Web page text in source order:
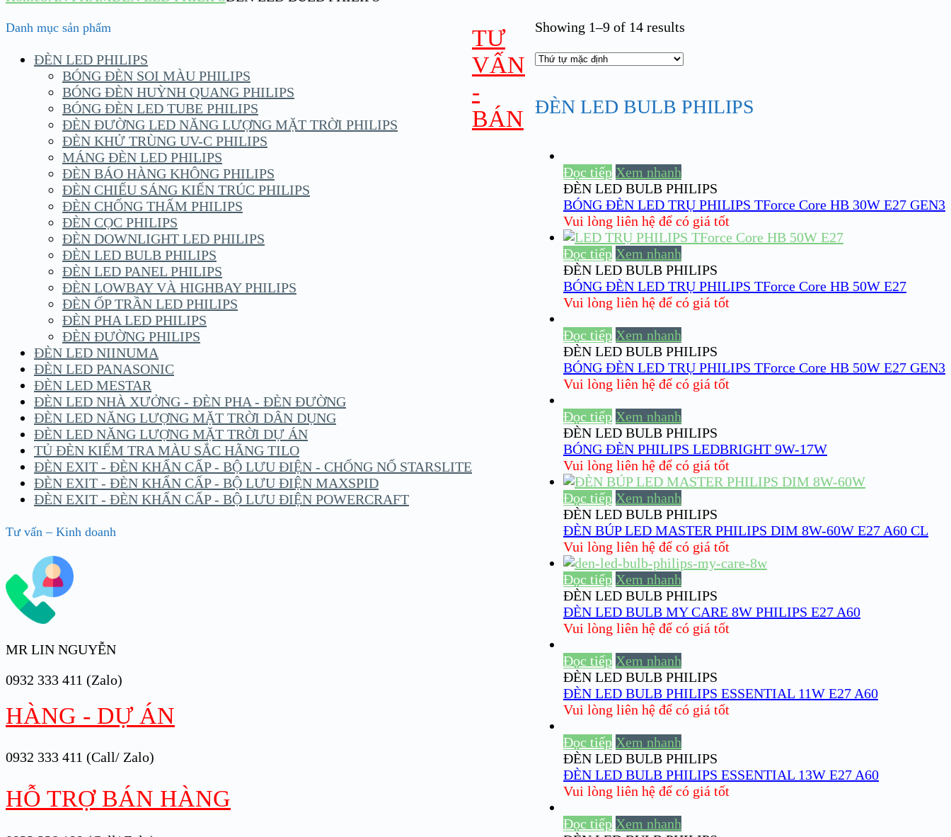
Showing 1–9 of 14 results
ĐÈN LED BULB PHILIPS
Đọc tiếp Xem nhanh
ĐÈN LED BULB PHILIPS
BÓNG ĐÈN LED TRỤ PHILIPS TForce Core HB 30W E27 GEN3
Vui lòng liên hệ để có giá tốt
Đọc tiếp Xem nhanh
ĐÈN LED BULB PHILIPS
BÓNG ĐÈN LED TRỤ PHILIPS TForce Core HB 50W E27
Vui lòng liên hệ để có giá tốt
Đọc tiếp Xem nhanh
ĐÈN LED BULB PHILIPS
BÓNG ĐÈN LED TRỤ PHILIPS TForce Core HB 50W E27 GEN3
Vui lòng liên hệ để có giá tốt
Đọc tiếp Xem nhanh
ĐÈN LED BULB PHILIPS
BÓNG ĐÈN PHILIPS LEDBRIGHT 9W-17W
Vui lòng liên hệ để có giá tốt
Đọc tiếp Xem nhanh
ĐÈN LED BULB PHILIPS
ĐÈN BÚP LED MASTER PHILIPS DIM 8W-60W E27 A60 CL
Vui lòng liên hệ để có giá tốt
Đọc tiếp Xem nhanh
ĐÈN LED BULB PHILIPS
ĐÈN LED BULB MY CARE 8W PHILIPS E27 A60
Vui lòng liên hệ để có giá tốt
Đọc tiếp Xem nhanh
ĐÈN LED BULB PHILIPS
ĐÈN LED BULB PHILIPS ESSENTIAL 11W E27 A60
Vui lòng liên hệ để có giá tốt
Đọc tiếp Xem nhanh
ĐÈN LED BULB PHILIPS
ĐÈN LED BULB PHILIPS ESSENTIAL 13W E27 A60
Vui lòng liên hệ để có giá tốt
Đọc tiếp Xem nhanh
Danh mục sản phẩm
ĐÈN LED PHILIPS
BÓNG ĐÈN SOI MÀU PHILIPS
BÓNG ĐÈN HUỲNH QUANG PHILIPS
BÓNG ĐÈN LED TUBE PHILIPS
ĐÈN ĐƯỜNG LED NĂNG LƯỢNG MẶT TRỜI PHILIPS
ĐÈN KHỬ TRÙNG UV-C PHILIPS
MÁNG ĐÈN LED PHILIPS
ĐÈN BÁO HÀNG KHÔNG PHILIPS
ĐÈN CHIẾU SÁNG KIẾN TRÚC PHILIPS
ĐÈN CHỐNG THẤM PHILIPS
ĐÈN CỌC PHILIPS
ĐÈN DOWNLIGHT LED PHILIPS
ĐÈN LED BULB PHILIPS
ĐÈN LED PANEL PHILIPS
ĐÈN LOWBAY VÀ HIGHBAY PHILIPS
ĐÈN ỐP TRẦN LED PHILIPS
ĐÈN PHA LED PHILIPS
ĐÈN ĐƯỜNG PHILIPS
ĐÈN LED NIINUMA
ĐÈN LED PANASONIC
ĐÈN LED MESTAR
ĐÈN LED NHÀ XƯỞNG - ĐÈN PHA - ĐÈN ĐƯỜNG
ĐÈN LED NĂNG LƯỢNG MẶT TRỜI DÂN DỤNG
ĐÈN LED NĂNG LƯỢNG MẶT TRỜI DỰ ÁN
TỦ ĐÈN KIỂM TRA MÀU SẮC HÃNG TILO
ĐÈN EXIT - ĐÈN KHẨN CẤP - BỘ LƯU ĐIỆN - CHỐNG NỔ STARSLITE
ĐÈN EXIT - ĐÈN KHẨN CẤP - BỘ LƯU ĐIỆN MAXSPID
ĐÈN EXIT - ĐÈN KHẨN CẤP - BỘ LƯU ĐIỆN POWERCRAFT
Tư vấn – Kinh doanh
MR LIN NGUYỄN
0932 333 411 (Zalo)
TƯ
VẤN
-
BÁN
HÀNG - DỰ ÁN
0932 333 411 (Call/ Zalo)
HỖ TRỢ BÁN HÀNG